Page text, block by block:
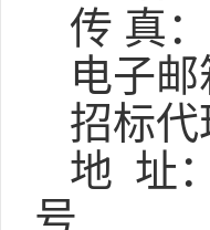
传 真
电子邮
招标代
地 址：
号